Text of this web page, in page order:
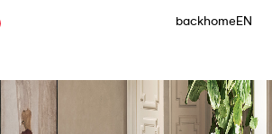
backhomeEN